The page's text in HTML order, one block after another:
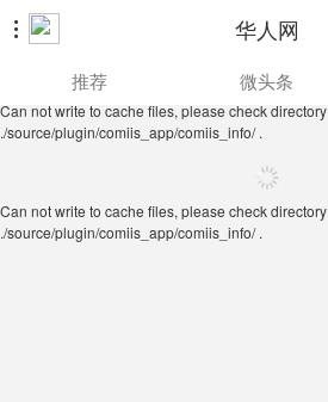
 华人网
./source/plugin/comiis_app/comiis_info/ .
推荐 微头条
Can not write to cache files, please check directory
./source/plugin/comiis_app/comiis_info/ .
Can not write to cache files, please check directory
./source/plugin/comiis_app/comiis_info/ .